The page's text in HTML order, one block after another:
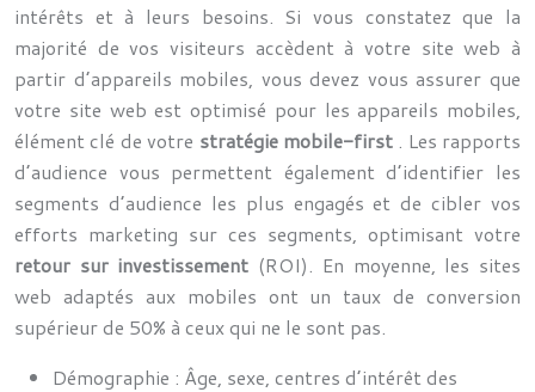
intérêts et à leurs besoins. Si vous constatez que la
majorité de vos visiteurs accèdent à votre site web à
partir d’appareils mobiles, vous devez vous assurer que
votre site web est optimisé pour les appareils mobiles,
élément clé de votre stratégie mobile-first . Les rapports
d’audience vous permettent également d’identifier les
segments d’audience les plus engagés et de cibler vos
efforts marketing sur ces segments, optimisant votre
retour sur investissement (ROI). En moyenne, les sites
web adaptés aux mobiles ont un taux de conversion
supérieur de 50% à ceux qui ne le sont pas.
Démographie : Âge, sexe, centres d’intérêt des